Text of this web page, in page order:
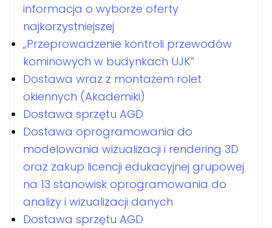
informacja o wyborze oferty
najkorzystniejszej
„Przeprowadzenie kontroli przewodów
kominowych w budynkach UJK”
Dostawa wraz z montażem rolet
okiennych (Akademiki)
Dostawa sprzętu AGD
Dostawa oprogramowania do
modelowania wizualizacji i rendering 3D
oraz zakup licencji edukacyjnej grupowej
na 13 stanowisk oprogramowania do
analizy i wizualizacji danych
Dostawa sprzętu AGD